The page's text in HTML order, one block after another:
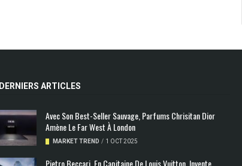
DERNIERS ARTICLES
Avec Son Best-Seller Sauvage, Parfums Chrisitan Dior
Amène Le Far West À London
MARKET TREND / 1 OCT 2025
Pietro Beccari, En Capitaine De Louis Vuitton, Invente